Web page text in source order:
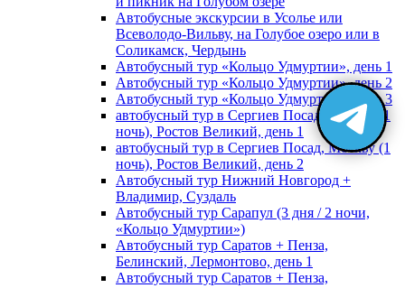
Автобусные экскурсии в Усолье или
Всеволодо-Вильву, на Голубое озеро или в
Соликамск, Чердынь
Автобусный тур «Кольцо Удмуртии», день 1
Автобусный тур «Кольцо Удмуртии», день 2
Автобусный тур «Кольцо Удмуртии», день 3
автобусный тур в Сергиев Посад, Москву (1
ночь), Ростов Великий, день 1
автобусный тур в Сергиев Посад, Москву (1
ночь), Ростов Великий, день 2
Автобусный тур Нижний Новгород +
Владимир, Суздаль
Автобусный тур Сарапул (3 дня / 2 ночи,
«Кольцо Удмуртии»)
Автобусный тур Саратов + Пенза,
Белинский, Лермонтово, день 1
Автобусный тур Саратов + Пенза,